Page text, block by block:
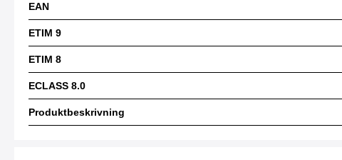
EAN
ETIM 9
ETIM 8
ECLASS 8.0
Produktbeskrivning